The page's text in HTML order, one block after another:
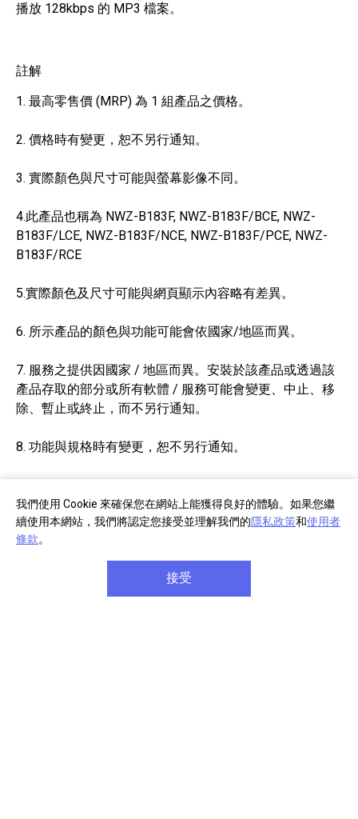
我們使用 Cookie 來確保您在網站上能獲得良好的體驗。如果您繼
續使用本網站，我們將認定您接受並理解我們的隱私政策和使用者
條款。
接受
播放 128kbps 的 MP3 檔案。
註解
1. 最高零售價 (MRP) 為 1 組產品之價格。
2. 價格時有變更，恕不另行通知。
3. 實際顏色與尺寸可能與螢幕影像不同。
4.此產品也稱為 NWZ-B183F, NWZ-B183F/BCE, NWZ-
B183F/LCE, NWZ-B183F/NCE, NWZ-B183F/PCE, NWZ-
B183F/RCE
5.實際顏色及尺寸可能與網頁顯示內容略有差異。
6. 所示產品的顏色與功能可能會依國家/地區而異。
7. 服務之提供因國家 / 地區而異。安裝於該產品或透過該
產品存取的部分或所有軟體 / 服務可能會變更、中止、移
除、暫止或終止，而不另行通知。
8. 功能與規格時有變更，恕不另行通知。
享產品保固延長
享免費宅配到府